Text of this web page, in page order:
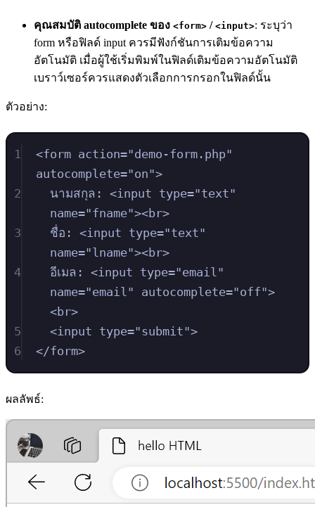
คุณสมบัติ autocomplete ของ <form> / <input>: ระบุว่า
form หรือฟิลด์ input ควรมีฟังก์ชันการเติมข้อความ
อัตโนมัติ เมื่อผู้ใช้เริ่มพิมพ์ในฟิลด์เติมข้อความอัตโนมัติ
เบราว์เซอร์ควรแสดงตัวเลือกการกรอกในฟิลด์นั้น
ตัวอย่าง:
1 <form action="demo-form.php"
autocomplete="on">
2
นามสกุล: <input type="text"
name="fname"><br>
3
ชื่อ: <input type="text"
name="lname"><br>
4
อีเมล: <input type="email"
name="email" autocomplete="off">
<br>
5
<input type="submit">
6
</form>
ผลลัพธ์: